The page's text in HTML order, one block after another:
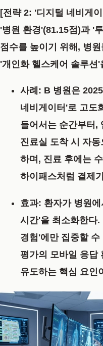
[전략 2: '디지털 네비게
'병원 환경'(81.15점)과 '
점수를 높이기 위해, 병
'개인화 헬스케어 솔루션'
사례: B 병원은
네비게이터'로 고도
들어서는 순간부터,
진료실 도착 시 자
하며, 진료 후에는
하이패스처럼 결제
효과: 환자가 병원
시간'을 최소화한다.
경험'에만 집중할
평가의 모바일 응답
유도하는 핵심 요인